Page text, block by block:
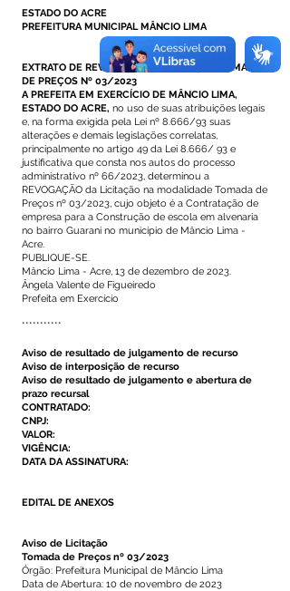
ESTADO DO ACRE
PREFEITURA MUNICIPAL MÂNCIO LIMA
EXTRATO DE REVOGAÇÃO DE LICITAÇÃO TOMADA
DE PREÇOS Nº 03/2023
A PREFEITA EM EXERCÍCIO DE MÂNCIO LIMA,
ESTADO DO ACRE, no uso de suas atribuições legais
e, na forma exigida pela Lei nº 8.666/93 suas
alterações e demais legislações correlatas,
principalmente no artigo 49 da Lei 8.666/ 93 e
justificativa que consta nos autos do processo
administrativo nº 66/2023, determinou a
REVOGAÇÃO da Licitação na modalidade Tomada de
Preços nº 03/2023, cujo objeto é a Contratação de
empresa para a Construção de escola em alvenaria
no bairro Guarani no município de Mâncio Lima -
Acre.
PUBLIQUE-SE.
Mâncio Lima - Acre, 13 de dezembro de 2023.
Ângela Valente de Figueiredo
Prefeita em Exercício
***********
Aviso de resultado de julgamento de recurso
Aviso de interposição de recurso
Aviso de resultado de julgamento e abertura de
prazo recursal
CONTRATADO:
CNPJ:
VALOR:
VIGÊNCIA:
DATA DA ASSINATURA:
EDITAL DE ANEXOS
Aviso de Licitação
Tomada de Preços nº 03/2023
Órgão: Prefeitura Municipal de Mâncio Lima
Data de Abertura: 10 de novembro de 2023